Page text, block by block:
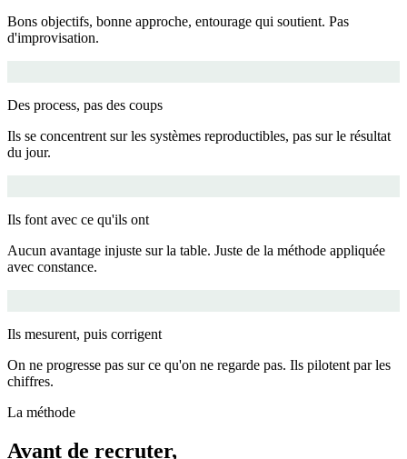
Bons objectifs, bonne approche, entourage qui soutient. Pas
d'improvisation.
Des process, pas des coups
Ils se concentrent sur les systèmes reproductibles, pas sur le résultat
du jour.
Ils font avec ce qu'ils ont
Aucun avantage injuste sur la table. Juste de la méthode appliquée
avec constance.
Ils mesurent, puis corrigent
On ne progresse pas sur ce qu'on ne regarde pas. Ils pilotent par les
chiffres.
La méthode
Avant de recruter,